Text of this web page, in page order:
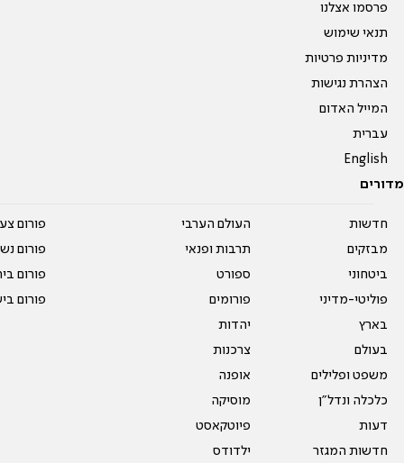
פרסמו אצלנו
תנאי שימוש
מדיניות פרטיות
הצהרת נגישות
המייל האדום
עברית
English
מדורים
חדשות
מבזקים
ביטחוני
פוליטי-מדיני
בארץ
בעולם
משפט ופלילים
כלכלה ונדל"ן
דעות
חדשות המגזר
העולם הערבי
תרבות ופנאי
ספורט
פורומים
יהדות
צרכנות
אופנה
מוסיקה
פיוטקאסט
ילדודס
פורום
פורום
פורום
פורום